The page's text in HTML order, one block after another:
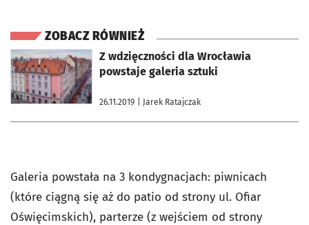
ZOBACZ RÓWNIEŻ
Z wdzięczności dla Wrocławia
powstaje galeria sztuki
26.11.2019 | Jarek Ratajczak
otworzy się w nowej karcie
Galeria powstała na 3 kondygnacjach: piwnicach
(które ciągną się aż do patio od strony ul. Ofiar
Oświęcimskich), parterze (z wejściem od strony